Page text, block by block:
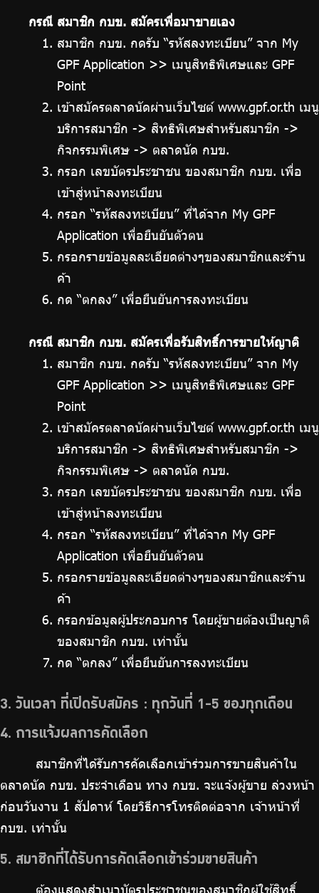
กรณี สมาชิก กบข. สมัครเพื่อมาขายเอง
สมาชิก กบข. กดรับ “รหัสลงทะเบียน” จาก My
GPF Application >> เมนูสิทธิพิเศษและ GPF
Point
เข้าสมัครตลาดนัดผ่านเว็บไซต์ www.gpf.or.th เมนู
บริการสมาชิก -> สิทธิพิเศษสำหรับสมาชิก ->
กิจกรรมพิเศษ -> ตลาดนัด กบข.
กรอก เลขบัตรประชาชน ของสมาชิก กบข. เพื่อ
เข้าสู่หน้าลงทะเบียน
กรอก “รหัสลงทะเบียน” ที่ได้จาก My GPF
Application เพื่อยืนยันตัวตน
กรอกรายข้อมูลละเอียดต่างๆของสมาชิกและร้าน
ค้า
กด “ตกลง” เพื่อยืนยันการลงทะเบียน
กรณี สมาชิก กบข. สมัครเพื่อรับสิทธิ์การขายให้ญาติ
สมาชิก กบข. กดรับ “รหัสลงทะเบียน” จาก My
GPF Application >> เมนูสิทธิพิเศษและ GPF
Point
เข้าสมัครตลาดนัดผ่านเว็บไซต์ www.gpf.or.th เมนู
บริการสมาชิก -> สิทธิพิเศษสำหรับสมาชิก ->
กิจกรรมพิเศษ -> ตลาดนัด กบข.
กรอก เลขบัตรประชาชน ของสมาชิก กบข. เพื่อ
เข้าสู่หน้าลงทะเบียน
กรอก “รหัสลงทะเบียน” ที่ได้จาก My GPF
Application เพื่อยืนยันตัวตน
กรอกรายข้อมูลละเอียดต่างๆของสมาชิกและร้าน
ค้า
กรอกข้อมูลผู้ประกอบการ โดยผู้ขายต้องเป็นญาติ
ของสมาชิก กบข. เท่านั้น
กด “ตกลง” เพื่อยืนยันการลงทะเบียน
3. วันเวลา ที่เปิดรับสมัคร : ทุกวันที่ 1-5 ของทุกเดือน
4. การแจ้งผลการคัดเลือก
สมาชิกที่ได้รับการคัดเลือกเข้าร่วมการขายสินค้าใน
ตลาดนัด กบข. ประจำเดือน ทาง กบข. จะแจ้งผู้ขาย ล่วงหน้า
ก่อนวันงาน 1 สัปดาห์ โดยวิธีการโทรติดต่อจาก เจ้าหน้าที่
กบข. เท่านั้น
5. สมาชิกที่ได้รับการคัดเลือกเข้าร่วมขายสินค้า
ต้องแสดงสำเนาบัตรประชาชนของสมาชิกผู้ใช้สิทธิ์